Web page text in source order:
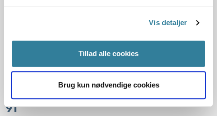
Vis detaljer
Tillad alle cookies
Brug kun nødvendige cookies
En kvinde, der havde fælles bopæl med en anden kvinde,
blev ikkeanset for reelt enlig forsørger og var ikke
berettiget til børnetil skud ud fra oplysn...
Ankestyrelsens principafgørelse P-5-
91